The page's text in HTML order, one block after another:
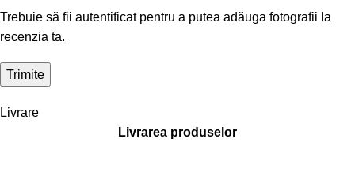
Trebuie să fii autentificat pentru a putea adăuga fotografii la
recenzia ta.
Livrare
Livrarea produselor